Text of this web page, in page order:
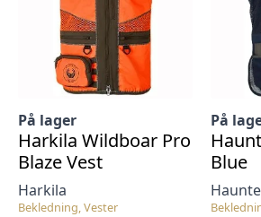
velges
produktsiden
velges
Bekledning, Vester
Harkila
På lager
Harkila Wildboar Pro
Blaze Vest
På
Blue